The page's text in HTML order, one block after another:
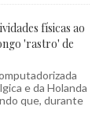
físicas ao
'rastro' de
e da Holanda
que, durante